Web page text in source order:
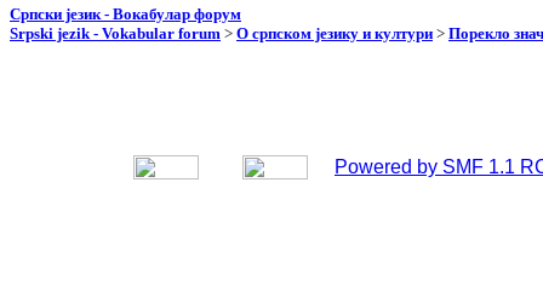
Српски језик - Вокабулар форум
Srpski jezik - Vokabular forum > О српском језику и култури > Порекло
Powered by SMF 1.1